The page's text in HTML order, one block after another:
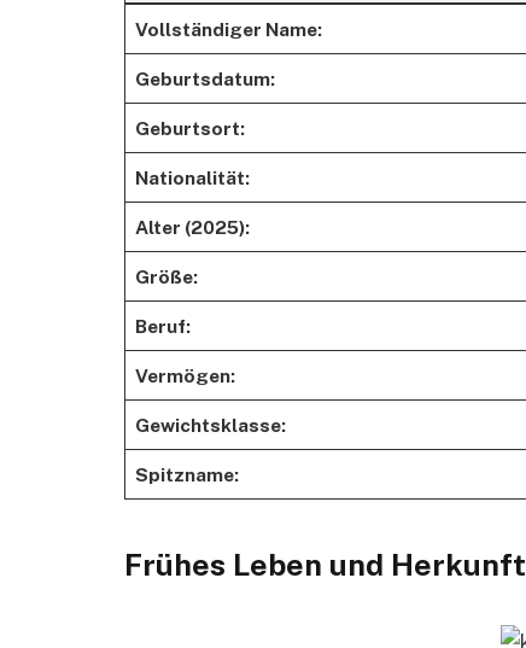
Vollständiger Name:
Geburtsdatum:
Geburtsort:
Nationalität:
Alter (2025):
Größe:
Beruf:
Vermögen:
Gewichtsklasse:
Spitzname:
Frühes Leben und Herkunft